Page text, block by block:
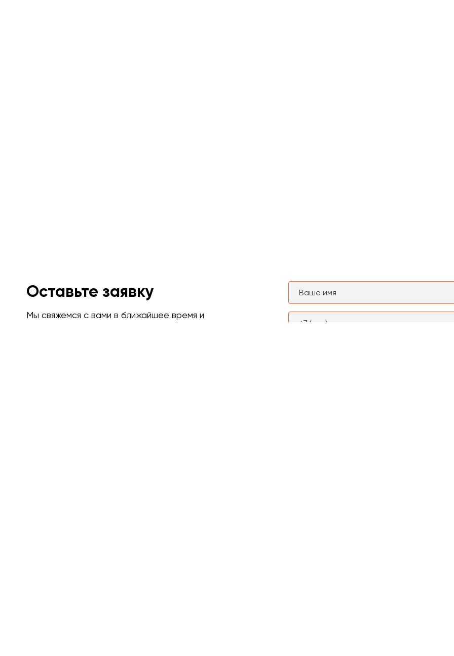
Оставьте заявку
Мы свяжемся с вами в ближайшее время и